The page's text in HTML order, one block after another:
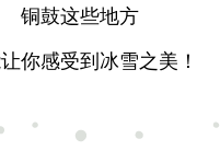
铜鼓这些地方
你感受到冰雪之美！